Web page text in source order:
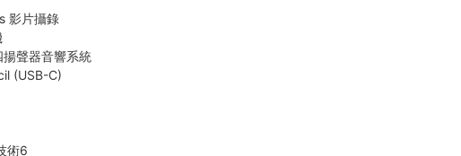
影片攝錄
聲器音響系統
(USB-C)
術6